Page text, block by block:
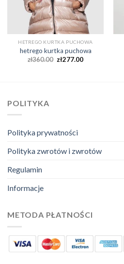
HETREGO KURTKA PUCHOWA
hetrego kurtka puchowa
zł360.00 zł277.00
POLITYKA
Polityka prywatności
Polityka zwrotów i zwrotów
Regulamin
Informacje
METODA PŁATNOŚCI